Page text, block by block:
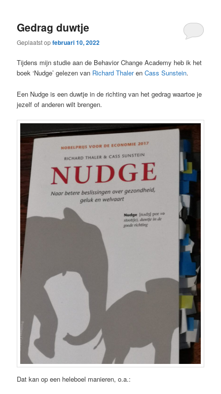
Gedrag duwtje
Geplaatst opfebruari 10, 2022
Tijdens mijn studie aan de Behavior Change Academy heb ik het
boek ‘Nudge’ gelezen van Richard ThalerenCass Sunstein.
Een Nudge is een duwtje in de richting van het gedrag waartoe je
jezelf of anderen wilt brengen.
Dat kan op een heleboel manieren, o.a.: